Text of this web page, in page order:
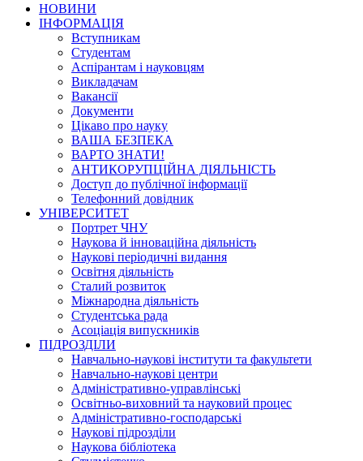
НОВИНИ
ІНФОРМАЦІЯ
Вступникам
Студентам
Аспірантам і науковцям
Викладачам
Вакансії
Документи
Цікаво про науку
ВАША БЕЗПЕКА
ВАРТО ЗНАТИ!
АНТИКОРУПЦІЙНА ДІЯЛЬНІСТЬ
Доступ до публічної інформації
Телефонний довідник
УНІВЕРСИТЕТ
Портрет ЧНУ
Наукова й інноваційна діяльність
Наукові періодичні видання
Освітня діяльність
Сталий розвиток
Міжнародна діяльність
Студентська рада
Асоціація випускників
ПІДРОЗДІЛИ
Навчально-наукові інститути та факультети
Навчально-наукові центри
Адміністративно-управлінські
Освітньо-виховний та науковий процес
Адміністративно-господарські
Наукові підрозділи
Наукова бібліотека